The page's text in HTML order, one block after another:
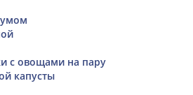
с овощами на пару
капусты